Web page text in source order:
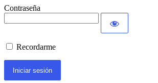
Contraseña
Recordarme